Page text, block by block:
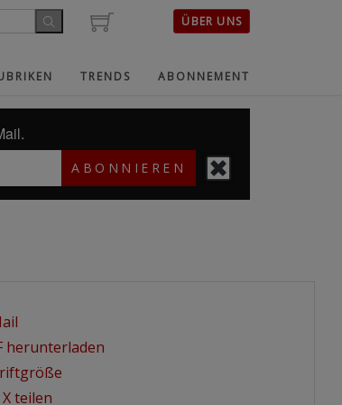
ÜBER UNS
TRENDS ABONNEMENT
ABONNIEREN
herunterladen
teilen